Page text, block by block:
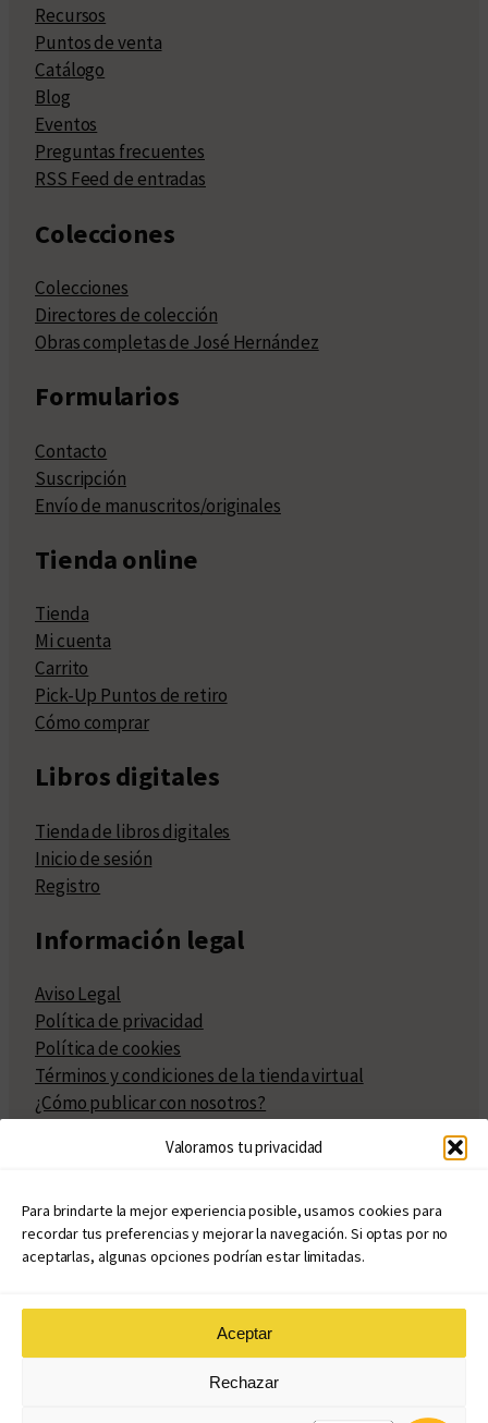
Valoramos tu privacidad
Para brindarte la mejor experiencia posible, usamos cookies para
recordar tus preferencias y mejorar la navegación. Si optas por no
aceptarlas, algunas opciones podrían estar limitadas.
Aceptar
Rechazar
Recursos
Puntos de venta
Catálogo
Blog
Eventos
Preguntas frecuentes
RSS Feed de entradas
Colecciones
Colecciones
Directores de colección
Obras completas de José Hernández
Formularios
Contacto
Suscripción
Envío de manuscritos/originales
Tienda online
Tienda
Mi cuenta
Carrito
Pick-Up Puntos de retiro
Cómo comprar
Libros digitales
Tienda de libros digitales
Inicio de sesión
Registro
Información legal
Aviso Legal
Política de privacidad
Política de cookies
Términos y condiciones de la tienda virtual
¿Cómo publicar con nosotros?
Políticas de publicación
Políticas de coedición
Atribuciones